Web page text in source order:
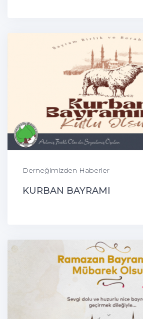
Derneğimizden Haberler
KURBAN BAYRAMI